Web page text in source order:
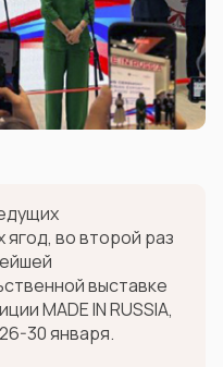
во второй раз
выставке
MADE IN RUSSIA,
30 января.